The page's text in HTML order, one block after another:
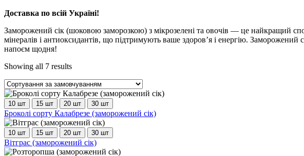
Доставка по всій Україні!
Заморожений сік (шоковою заморозкою) з мікрозелені та овочів — це найкращий
мінералів і антиоксидантів, що підтримують ваше здоров’я і енергію.
напоєм щодня!
Showing all 7 results
10 шт 15 шт 20 шт 30 шт
Цей
товар
має
кілька
варіантів.
Броколі сорту Калабрезе (заморожений сік)
10 шт 15 шт 20 шт 30 шт
Цей
товар
Вітграс (заморожений сік)